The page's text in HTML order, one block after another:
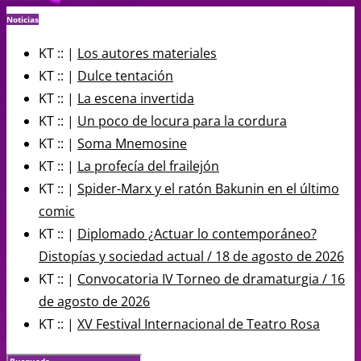
Noticias
KT :: | Los autores materiales
KT :: | Dulce tentación
KT :: | La escena invertida
KT :: | Un poco de locura para la cordura
KT :: | Soma Mnemosine
KT :: | La profecía del frailejón
KT :: | Spider-Marx y el ratón Bakunin en el último
comic
KT :: | Diplomado ¿Actuar lo contemporáneo?
Distopías y sociedad actual / 18 de agosto de 2026
KT :: | Convocatoria IV Torneo de dramaturgia / 16
de agosto de 2026
KT :: | XV Festival Internacional de Teatro Rosa